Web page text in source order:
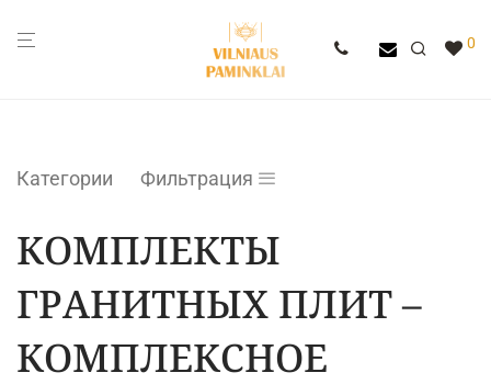
0
Категории Фильтрация
КОМПЛЕКТЫ
ГРАНИТНЫХ ПЛИТ –
КОМПЛЕКСНОЕ